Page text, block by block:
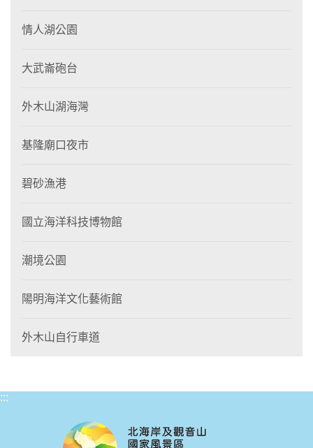
情人湖公園
大武崙砲台
外木山湖海灣
基隆廟口夜市
碧砂漁港
國立海洋科技博物館
潮境公園
陽明海洋文化藝術館
外木山自行車道
:::